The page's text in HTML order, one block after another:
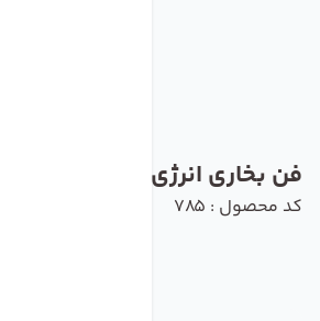
فن بخاری انرژی
کد محصول : 785